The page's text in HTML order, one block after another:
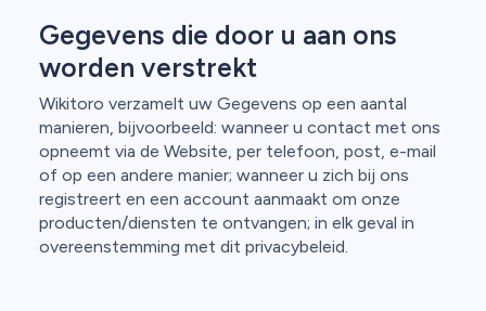
Gegevens die door u aan ons
worden verstrekt
Wikitoro verzamelt uw Gegevens op een aantal
manieren, bijvoorbeeld: wanneer u contact met ons
opneemt via de Website, per telefoon, post, e-mail
of op een andere manier; wanneer u zich bij ons
registreert en een account aanmaakt om onze
producten/diensten te ontvangen; in elk geval in
overeenstemming met dit privacybeleid.